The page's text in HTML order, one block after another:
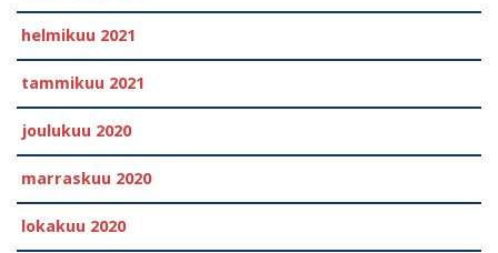
helmikuu 2021
tammikuu 2021
joulukuu 2020
marraskuu 2020
lokakuu 2020